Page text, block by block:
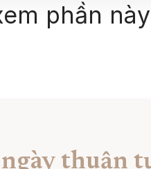
phần này
thuận